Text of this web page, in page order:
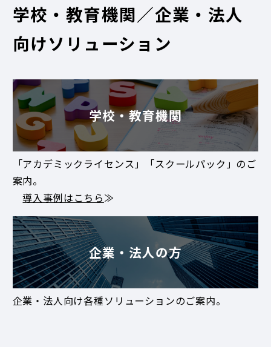
学校・教育機関／企業・法人
向けソリューション
学校・教育機関
「アカデミックライセンス」「スクールパック」のご
案内。
導入事例はこちら≫
企業・法人の方
企業・法人向け各種ソリューションのご案内。